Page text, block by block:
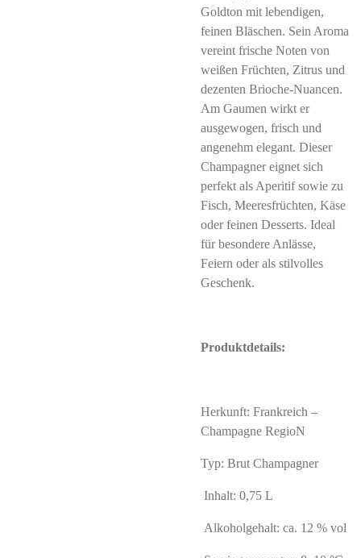
Goldton mit lebendigen,
feinen Bläschen. Sein Aroma
vereint frische Noten von
weißen Früchten, Zitrus und
dezenten Brioche-Nuancen.
Am Gaumen wirkt er
ausgewogen, frisch und
angenehm elegant. Dieser
Champagner eignet sich
perfekt als Aperitif sowie zu
Fisch, Meeresfrüchten, Käse
oder feinen Desserts. Ideal
für besondere Anlässe,
Feiern oder als stilvolles
Geschenk.
Produktdetails:
Herkunft: Frankreich –
Champagne RegioN
Typ: Brut Champagner
Inhalt: 0,75 L
Alkoholgehalt: ca. 12 % vol